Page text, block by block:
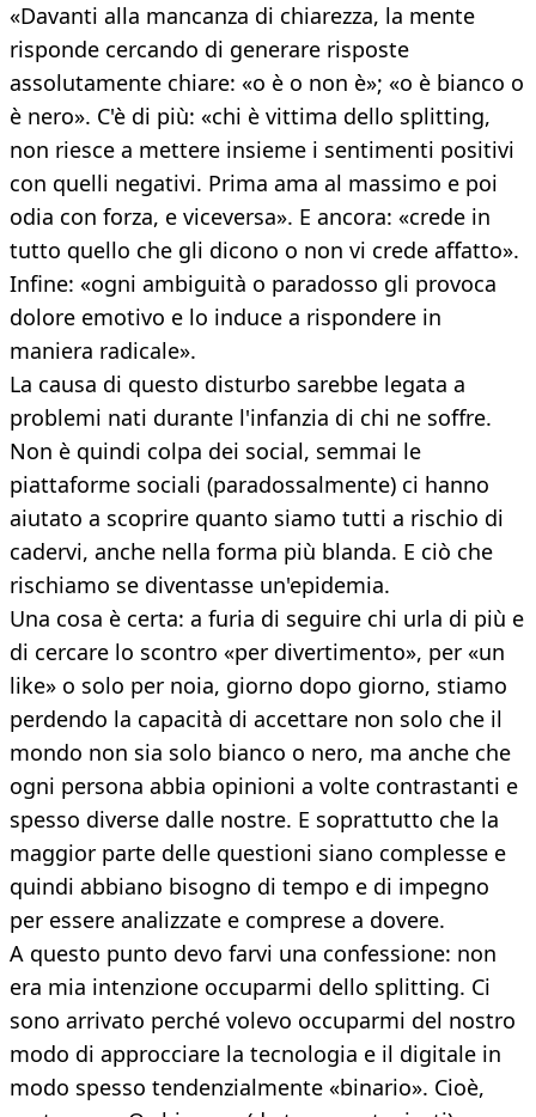
«Davanti alla mancanza di chiarezza, la mente
risponde cercando di generare risposte
assolutamente chiare: «o è o non è»; «o è bianco o
è nero». C'è di più: «chi è vittima dello splitting,
non riesce a mettere insieme i sentimenti positivi
con quelli negativi. Prima ama al massimo e poi
odia con forza, e viceversa». E ancora: «crede in
tutto quello che gli dicono o non vi crede affatto».
Infine: «ogni ambiguità o paradosso gli provoca
dolore emotivo e lo induce a rispondere in
maniera radicale».
La causa di questo disturbo sarebbe legata a
problemi nati durante l'infanzia di chi ne soffre.
Non è quindi colpa dei social, semmai le
piattaforme sociali (paradossalmente) ci hanno
aiutato a scoprire quanto siamo tutti a rischio di
cadervi, anche nella forma più blanda. E ciò che
rischiamo se diventasse un'epidemia.
Una cosa è certa: a furia di seguire chi urla di più e
di cercare lo scontro «per divertimento», per «un
like» o solo per noia, giorno dopo giorno, stiamo
perdendo la capacità di accettare non solo che il
mondo non sia solo bianco o nero, ma anche che
ogni persona abbia opinioni a volte contrastanti e
spesso diverse dalle nostre. E soprattutto che la
maggior parte delle questioni siano complesse e
quindi abbiano bisogno di tempo e di impegno
per essere analizzate e comprese a dovere.
A questo punto devo farvi una confessione: non
era mia intenzione occuparmi dello splitting. Ci
sono arrivato perché volevo occuparmi del nostro
modo di approcciare la tecnologia e il digitale in
modo spesso tendenzialmente «binario». Cioè,